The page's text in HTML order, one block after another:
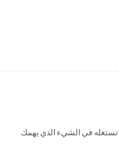
تستغله في الشيء الذي يهمك